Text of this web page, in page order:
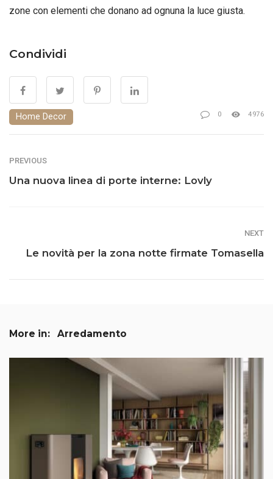
zone con elementi che donano ad ognuna la luce giusta.
Condividi
Home Decor 0 4976
PREVIOUS
Una nuova linea di porte interne: Lovly
NEXT
Le novità per la zona notte firmate Tomasella
More in: Arredamento